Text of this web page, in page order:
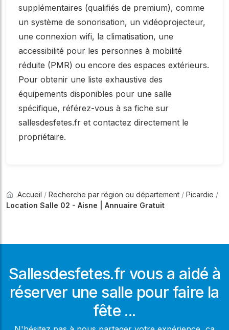
supplémentaires (qualifiés de premium), comme
un système de sonorisation, un vidéoprojecteur,
une connexion wifi, la climatisation, une
accessibilité pour les personnes à mobilité
réduite (PMR) ou encore des espaces extérieurs.
Pour obtenir une liste exhaustive des
équipements disponibles pour une salle
spécifique, référez-vous à sa fiche sur
sallesdesfetes.fr et contactez directement le
propriétaire.
Accueil / Recherche par région ou département / Picardie /
Location Salle 02 - Aisne | Annuaire Gratuit
Sallesdesfetes.fr vous a aidé à
réserver une salle pour faire la
fête ...